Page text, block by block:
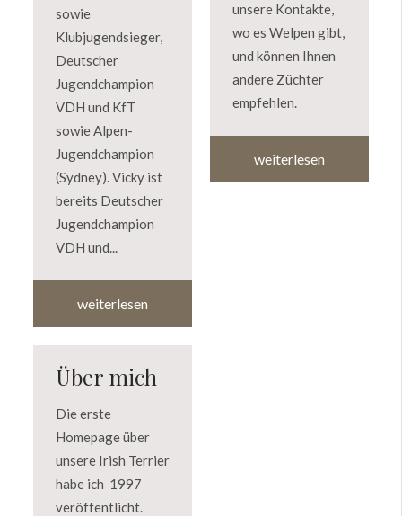
sowie
Klubjugendsieger,
Deutscher
Jugendchampion
VDH und KfT
sowie Alpen-
Jugendchampion
(Sydney). Vicky ist
bereits Deutscher
Jugendchampion
VDH und...
weiterlesen
unsere Kontakte,
wo es Welpen gibt,
und können Ihnen
andere Züchter
empfehlen.
weiterlesen
Über mich
Die erste
Homepage über
unsere Irish Terrier
habe ich 1997
veröffentlicht.